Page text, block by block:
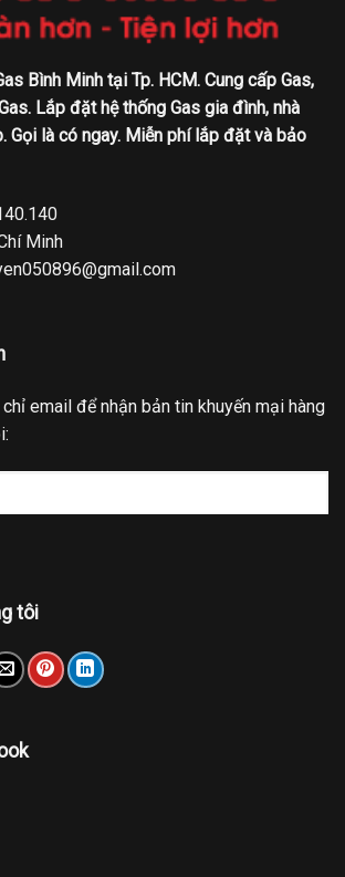
Bình Minh tại Tp. HCM. Cung cấp Gas,
Lắp đặt hệ thống Gas gia đình, nhà
Gọi là có ngay. Miễn phí lắp đặt và bảo
Minh
email để nhận bản tin khuyến mại hàng
tôi